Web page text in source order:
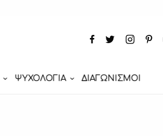
ΨΥΧΟΛΟΓΙΑ ΔΙΑΓΩΝΙΣΜΟΙ